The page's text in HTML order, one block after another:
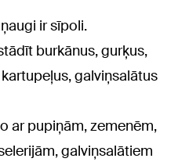
ir sīpoli.
burkānus, gurķus,
galviņsalātus
ar pupiņām, zemenēm,
galviņsalātiem